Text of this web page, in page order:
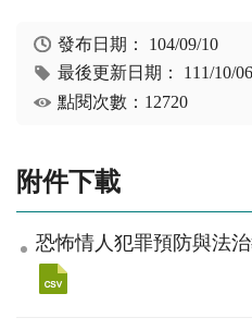
發布日期： 104/09/10
最後更新日期： 111/10/06
點閱次數：12720
附件下載
恐怖情人犯罪預防與法